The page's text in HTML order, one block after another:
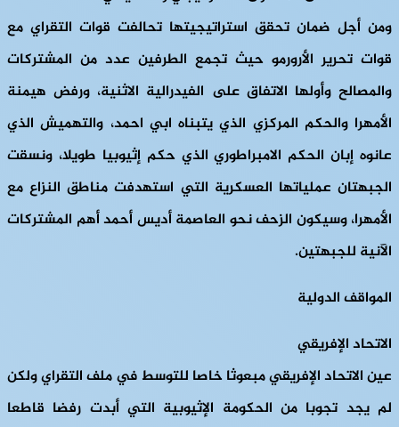
ومن أجل ضمان تحقق استراتيجيتها تحالفت قوات التقراي مع
قوات تحرير الأرورمو حيث تجمع الطرفين عدد من المشتركات
والمصالح وأولها الاتفاق على الفيدرالية الاثنية، ورفض هيمنة
الأمهرا والحكم المركزي الذي يتبناه ابي احمد، والتهميش الذي
عانوه إبان الحكم الامبراطوري الذي حكم إثيوبيا طويلا، ونسقت
الجبهتان عملياتها العسكرية التي استهدفت مناطق النزاع مع
الأمهرا، وسيكون الزحف نحو العاصمة أديس أحمد أهم المشتركات
الآنية للجبهتين.
المواقف الدولية
الاتحاد الإفريقي
عين الاتحاد الإفريقي مبعوثا خاصا للتوسط في ملف التقراي ولكن
لم يجد تجوبا من الحكومة الإثيوبية التي أبدت رفضا قاطعا